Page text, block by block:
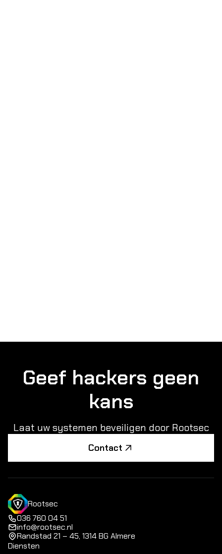
Geef hackers geen
kans
Laat uw systemen beveiligen door Rootsec
Contact
Rootsec
036 760 04 51
info@rootsec.nl
Randstad 21 – 45, 1314 BG Almere
Diensten